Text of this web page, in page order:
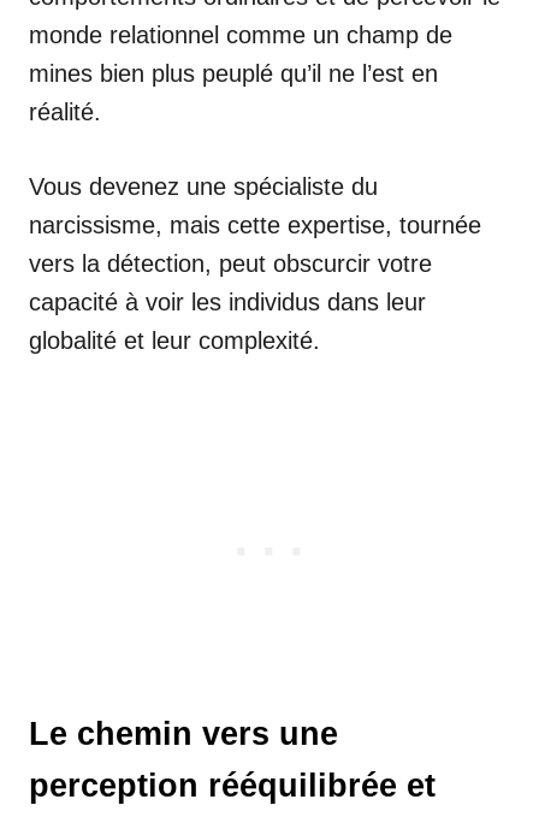
monde relationnel comme un champ de
mines bien plus peuplé qu’il ne l’est en
réalité.
Vous devenez une spécialiste du
narcissisme, mais cette expertise, tournée
vers la détection, peut obscurcir votre
capacité à voir les individus dans leur
globalité et leur complexité.
Le chemin vers une
perception rééquilibrée et